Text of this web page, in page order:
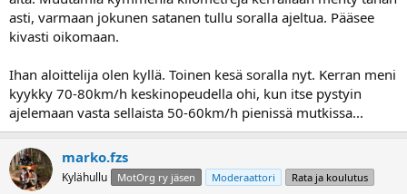
asti, varmaan jokunen satanen tullu soralla ajeltua. Pääsee
kivasti oikomaan.
Ihan aloittelija olen kyllä. Toinen kesä soralla nyt. Kerran meni
kyykky 70-80km/h keskinopeudella ohi, kun itse pystyin
ajelemaan vasta sellaista 50-60km/h pienissä mutkissa...
marko.fzs
Kylähullu MotOrg ry jäsen Moderaattori Rata ja koulutus